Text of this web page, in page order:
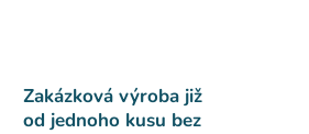
Zakázková výroba již
od jednoho kusu bez